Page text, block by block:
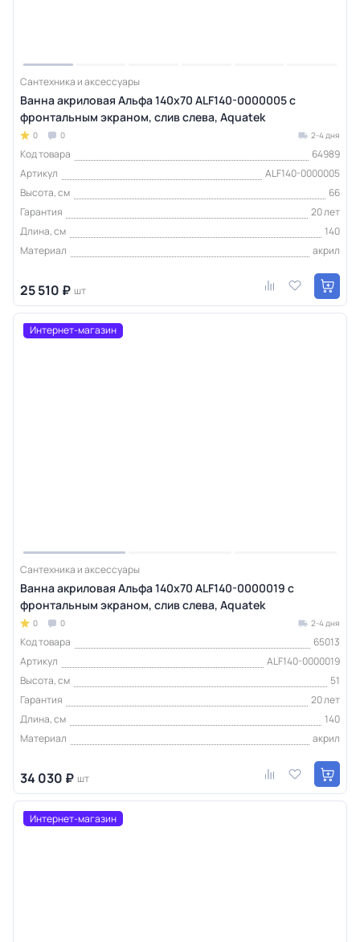
Сантехника и аксессуары
Ванна акриловая Альфа 140x70 ALF140-0000005 с
фронтальным экраном, слив слева, Aquatek
0 0 2-4 дня
Код товара
64989
Артикул
ALF140-0000005
Высота, см
66
Гарантия
20 лет
Длина, см
140
Материал
акрил
25 510 ₽ шт
Интернет-магазин
Сантехника и аксессуары
Ванна акриловая Альфа 140x70 ALF140-0000019 с
фронтальным экраном, слив слева, Aquatek
0 0 2-4 дня
Код товара
65013
Артикул
ALF140-0000019
Высота, см
51
Гарантия
20 лет
Длина, см
140
Материал
акрил
34 030 ₽ шт
Интернет-магазин